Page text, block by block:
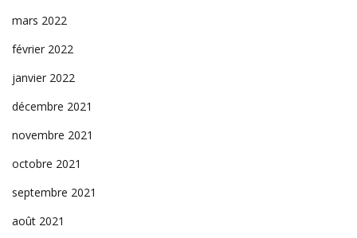
mars 2022
février 2022
janvier 2022
décembre 2021
novembre 2021
octobre 2021
septembre 2021
août 2021